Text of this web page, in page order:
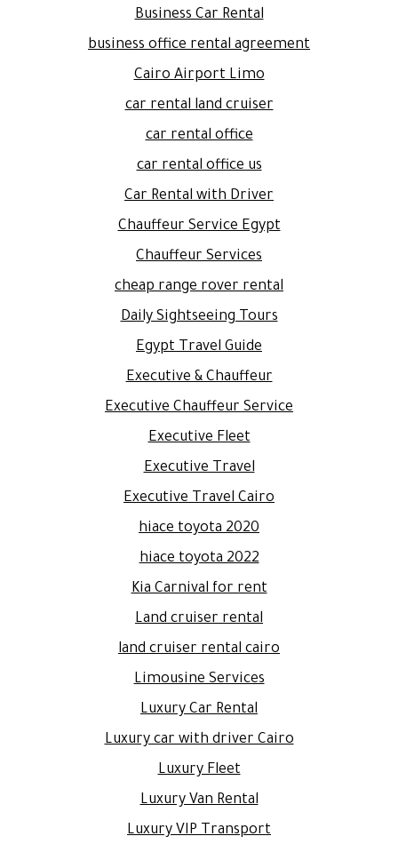
Business Car Rental
business office rental agreement
Cairo Airport Limo
car rental land cruiser
car rental office
car rental office us
Car Rental with Driver
Chauffeur Service Egypt
Chauffeur Services
cheap range rover rental
Daily Sightseeing Tours
Egypt Travel Guide
Executive & Chauffeur
Executive Chauffeur Service
Executive Fleet
Executive Travel
Executive Travel Cairo
hiace toyota 2020
hiace toyota 2022
Kia Carnival for rent
Land cruiser rental
land cruiser rental cairo
Limousine Services
Luxury Car Rental
Luxury car with driver Cairo
Luxury Fleet
Luxury Van Rental
Luxury VIP Transport